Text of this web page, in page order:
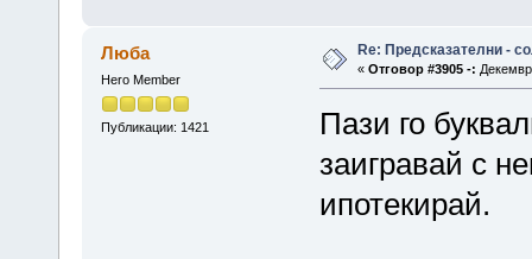
Люба
Hero Member
Публикации: 1421
Re: Предсказателни -
« Отговор #3905 -:
Пази го
заигравай с
ипотекирай.